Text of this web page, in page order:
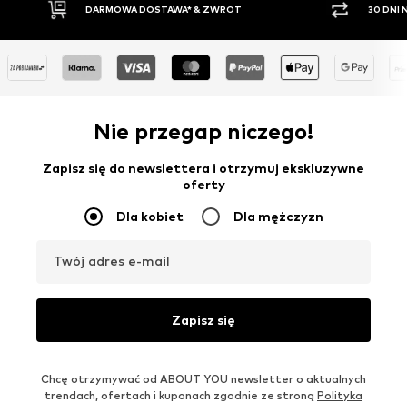
30 DNI NA ZWROT TOWARU
Nie przegap niczego!
Zapisz się do newslettera i otrzymuj ekskluzywne
oferty
Dla kobiet Dla mężczyzn
Twój adres e-mail
Zapisz się
Chcę otrzymywać od ABOUT YOU newsletter o aktualnych
trendach, ofertach i kuponach zgodnie ze stroną Polityka